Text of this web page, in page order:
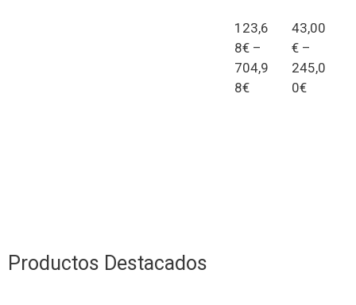
123,6
8€ –
704,9
8€
43,00
€–
245,0
0€
Productos Destacados